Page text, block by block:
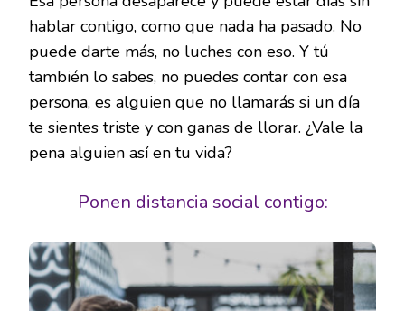
hablar contigo, como que nada ha pasado. No
puede darte más, no luches con eso. Y tú
también lo sabes, no puedes contar con esa
persona, es alguien que no llamarás si un día
te sientes triste y con ganas de llorar. ¿Vale la
pena alguien así en tu vida?
Ponen distancia social contigo: